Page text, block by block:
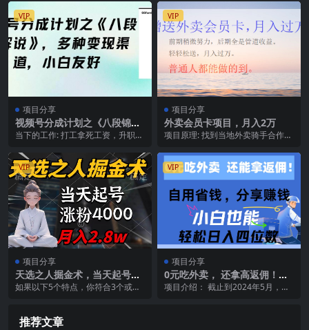
VIP
项目分享
视频号分成计划之《八段锦解
说》，多种变现渠道，小白友
当下的工作: 打工拿死工资，升职加
没啥话语权?...
VIP
项目分享
外卖会员卡项目，月入2万
项目原理: 找到当地外卖骑手合作，
骑手免费把外卖...
VIP
项目分享
天选之人掘金术，当天起号，
7条作品涨粉4000+，单月变现
如果以下5个特点，你符合3个或者
VIP
项目分享
0元吃外卖， 还拿高返佣！自
用省钱，分享赚钱，小白也能
项目介绍： 截止到2024年5月，我
推荐文章